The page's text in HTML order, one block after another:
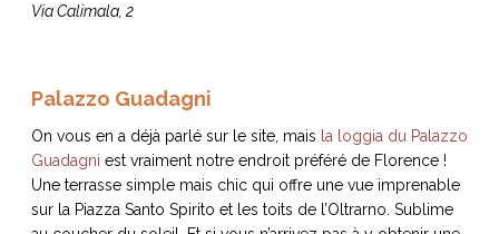
Via Calimala, 2
Palazzo Guadagni
On vous en a déjà parlé sur le site, mais la loggia du Palazzo
Guadagni est vraiment notre endroit préféré de Florence !
Une terrasse simple mais chic qui offre une vue imprenable
sur la Piazza Santo Spirito et les toits de l’Oltrarno. Sublime